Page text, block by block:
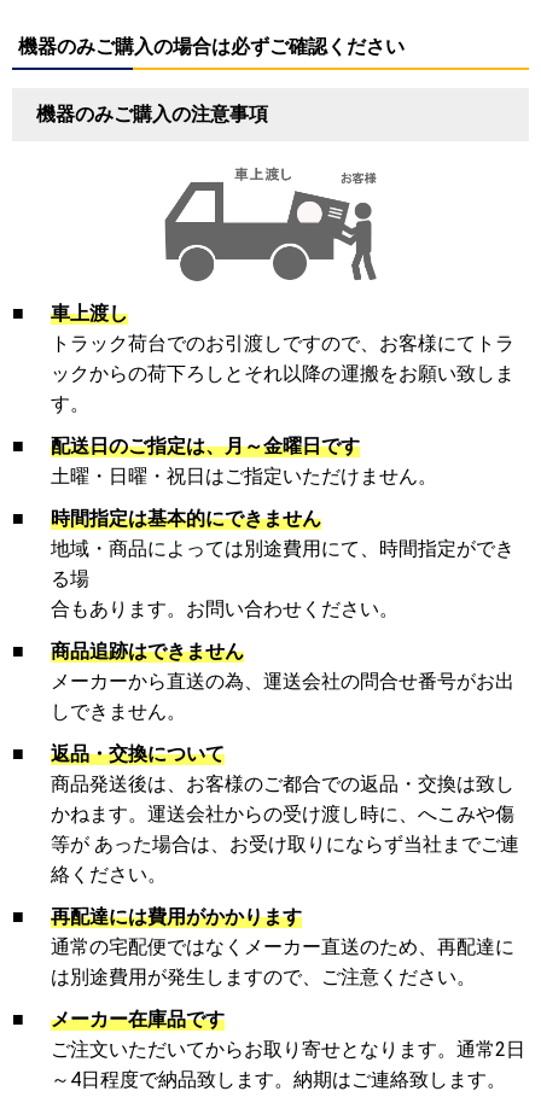
機器のみご購入の場合は必ずご確認ください
機器のみご購入の注意事項
■
車上渡し
トラック荷台でのお引渡しですので、お客様にてトラ
ックからの荷下ろしとそれ以降の運搬をお願い致しま
す。
■
配送日のご指定は、月～金曜日です
土曜・日曜・祝日はご指定いただけません。
■
時間指定は基本的にできません
地域・商品によっては別途費用にて、時間指定ができ
る場
合もあります。お問い合わせください。
■
商品追跡はできません
メーカーから直送の為、運送会社の問合せ番号がお出
しできません。
■
返品・交換について
商品発送後は、お客様のご都合での返品・交換は致し
かねます。運送会社からの受け渡し時に、へこみや傷
等が あった場合は、お受け取りにならず当社までご連
絡ください。
■
再配達には費用がかかります
通常の宅配便ではなくメーカー直送のため、再配達に
は別途費用が発生しますので、ご注意ください。
■
メーカー在庫品です
ご注文いただいてからお取り寄せとなります。通常2日
～4日程度で納品致します。納期はご連絡致します。